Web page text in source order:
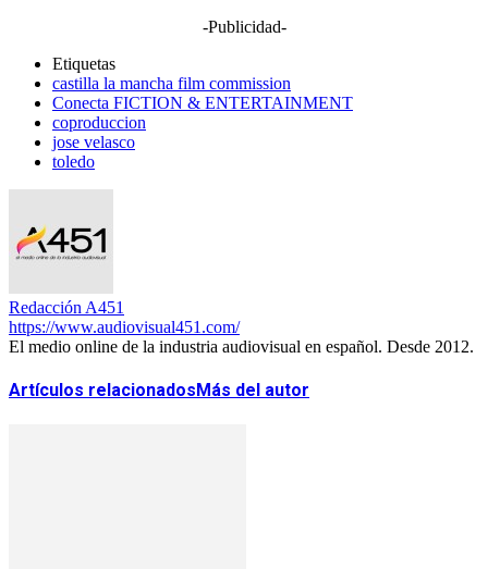
-Publicidad-
Etiquetas
castilla la mancha film commission
Conecta FICTION & ENTERTAINMENT
coproduccion
jose velasco
toledo
Redacción A451
https://www.audiovisual451.com/
El medio online de la industria audiovisual en español. Desde 2012.
Artículos relacionados Más del autor